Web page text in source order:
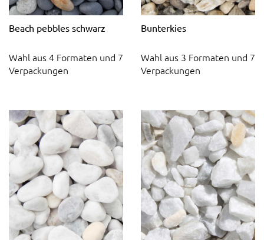
Beach pebbles schwarz
Wahl aus 4 Formaten und 7
Verpackungen
Bunterkies
Wahl aus 3 Formaten und 7
Verpackungen